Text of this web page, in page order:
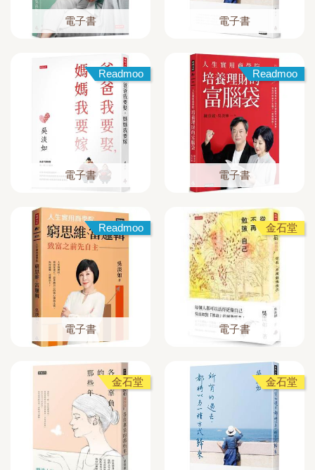
電子書 電子書
Readmoo
電子書
Readmoo
電子書
Readmoo
電子書
金石堂
電子書
金石堂 金石堂